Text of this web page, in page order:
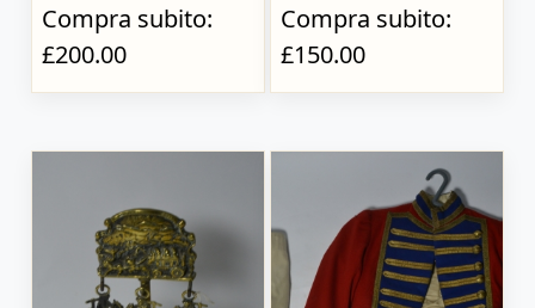
Compra subito:
£200.00
Compra subito:
£150.00